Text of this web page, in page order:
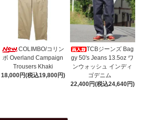
COLIMBO/コリン
ボ Overland Campaign
Trousers Khaki
18,000円(税込19,800円)
TCBジーンズ Bag
gy 50's Jeans 13.5oz ワ
ンウォッシュ インディ
ゴデニム
22,400円(税込24,640円)